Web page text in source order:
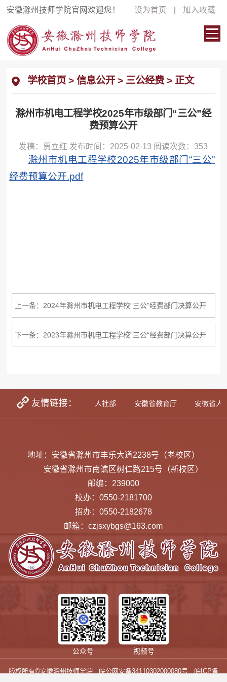
安徽滁州技师学院官网欢迎您！ 设为首页 加入收藏
学校首页 >信息公开> 三公经费 > 正文
滁州市机电工程学校2025年市级部门“三公”经
费预算公开
发稿：贾立红 发布时间：2025-02-13 阅读次数：353
滁州市机电工程学校2025年市级部门“三公”
经费预算公开.pdf
上一条：2024年滁州市机电工程学校“三公”经费部门决算公开
下一条：2023年滁州市机电工程学校”三公“经费部门决算公开
友情链接：
学生资助网 教育部 人社部 安徽省教育厅 安徽省人
地址：安徽省滁州市丰乐大道2238号（老校区）
安徽省滁州市南谯区树仁路215号（新校区）
邮编：239000
校办：0550-2181700
招办：0550-2182678
邮箱：czjsxybgs@163.com
公众号 视频号
版权所有©安徽滁州技师学院 皖公网安备34110302000080号
皖ICP备